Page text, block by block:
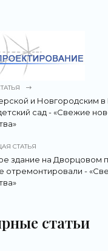
и Новгородским
сад - «Свежие
СТАТЬЯ
здание на Дворцовом
отремонтировали -
статьи